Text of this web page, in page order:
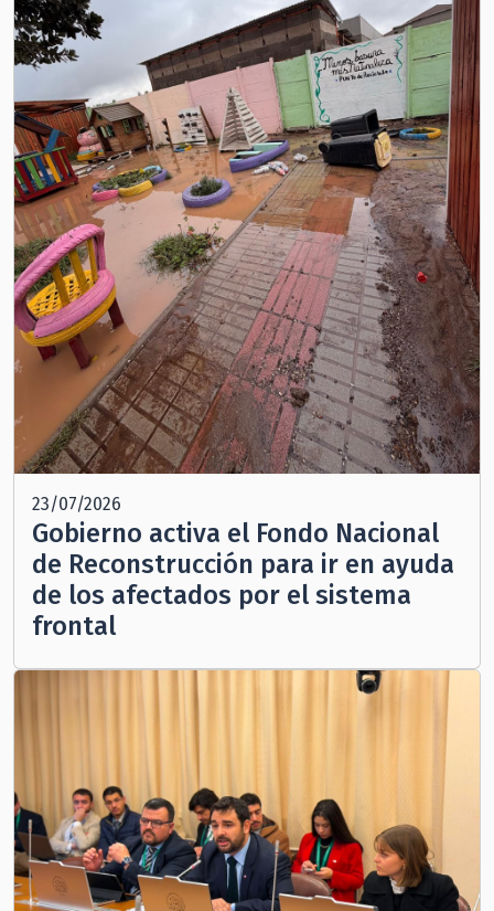
23/07/2026
Gobierno activa el Fondo Nacional
de Reconstrucción para ir en ayuda
de los afectados por el sistema
frontal